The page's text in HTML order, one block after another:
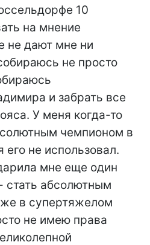
10
на мнение
не дают мне ни
не просто
и забрать все
У меня когда-то
чемпионом в
не использовал.
мне еще один
стать абсолютным
в супертяжелом
не имею права